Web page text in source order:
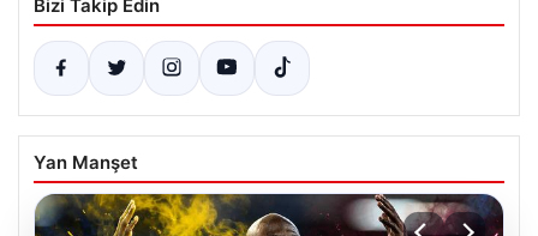
Bizi Takip Edin
Yan Manşet